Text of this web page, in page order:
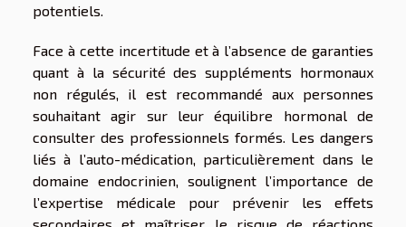
potentiels.
Face à cette incertitude et à l’absence de garanties
quant à la sécurité des suppléments hormonaux
non régulés, il est recommandé aux personnes
souhaitant agir sur leur équilibre hormonal de
consulter des professionnels formés. Les dangers
liés à l’auto-médication, particulièrement dans le
domaine endocrinien, soulignent l’importance de
l’expertise médicale pour prévenir les effets
secondaires et maîtriser le risque de réactions